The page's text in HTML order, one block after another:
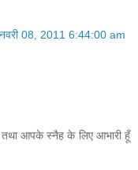
08, 2011 6:44:00 am
आपके स्नैह के लिए आभारी हूँ